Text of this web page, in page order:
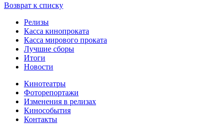
Возврат к списку
Релизы
Касса кинопроката
Касса мирового проката
Лучшие сборы
Итоги
Новости
Кинотеатры
Фоторепортажи
Изменения в релизах
Кинособытия
Контакты